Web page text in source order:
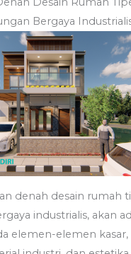
Bergaya
denah desain rumah
industrialis, akan
elemen-elemen kasar,